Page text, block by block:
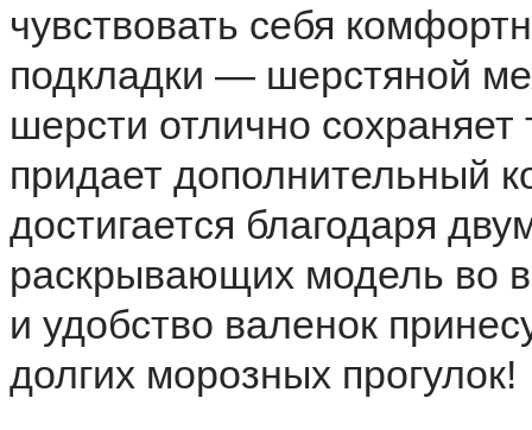
чувствовать себя
подкладки — шерстяной
шерсти отлично сохраняет
придает дополнительный
достигается благодаря
раскрывающих модель во
и удобство валенок
долгих морозных прогулок!